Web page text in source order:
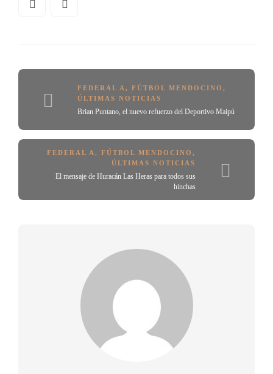
FEDERAL A , FÚTBOL MENDOCINO ,
ÚLTIMAS NOTICIAS
Brian Puntano, el nuevo refuerzo del Deportivo Maipú
FEDERAL A , FÚTBOL MENDOCINO ,
ÚLTIMAS NOTICIAS
El mensaje de Huracán Las Heras para todos sus
hinchas